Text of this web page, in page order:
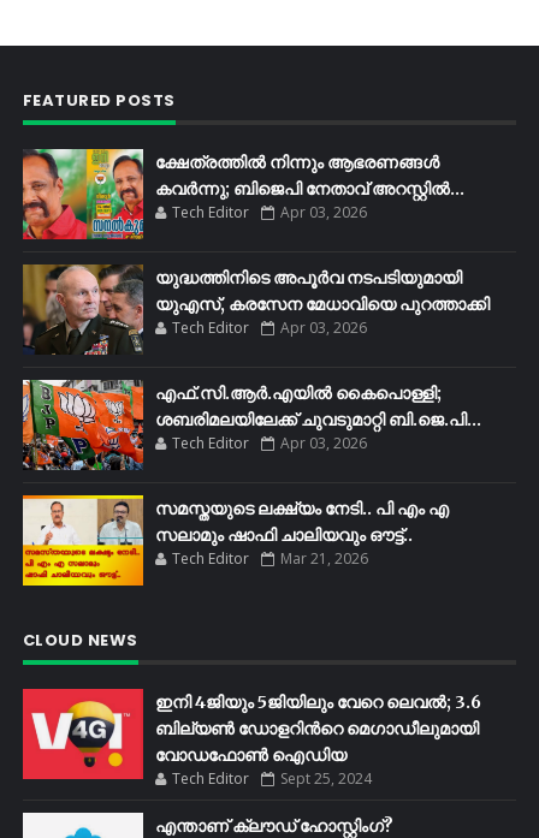
FEATURED POSTS
ക്ഷേത്രത്തിൽ നിന്നും ആഭരണങ്ങൾ
കവർന്നു; ബിജെപി നേതാവ് അറസ്റ്റിൽ...
Tech Editor Apr 03, 2026
യുദ്ധത്തിനിടെ അപൂർവ നടപടിയുമായി
യുഎസ്, കരസേന മേധാവിയെ പുറത്താക്കി
Tech Editor Apr 03, 2026
എഫ്​.സി.ആർ.എയിൽ കൈപൊള്ളി;
ശബരിമലയിലേക്ക്​ ചുവടുമാറ്റി ബി.ജെ.പി...
Tech Editor Apr 03, 2026
സമസ്തയുടെ ലക്ഷ്യം നേടി.. പി എം എ
സലാമും ഷാഫി ചാലിയവും ഔട്ട്..
Tech Editor Mar 21, 2026
CLOUD NEWS
ഇനി 4ജിയും 5ജിയിലും വേറെ ലെവൽ; 3.6
ബില്യണ്‍ ഡോളറിന്‍റെ മെഗാഡീലുമായി
വോഡഫോണ്‍ ഐഡിയ
Tech Editor Sept 25, 2024
എന്താണ് ക്ലൗഡ് ഹോസ്റ്റിംഗ്?